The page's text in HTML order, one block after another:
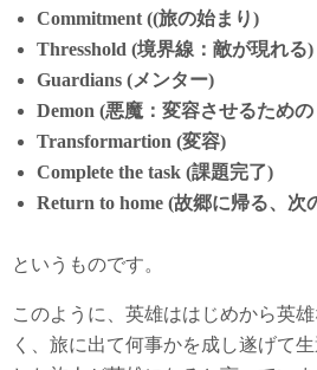
Commitment ((旅の始まり)
Thresshold (境界線：敵が現れる)
Guardians (メンター)
Demon (悪魔：変容させるため
Transformartion (変容)
Complete the task (課題完了)
Return to home (故郷に帰る、次
というものです。
このように、英雄ははじめから英
く、旅に出て何事かを成し遂げて